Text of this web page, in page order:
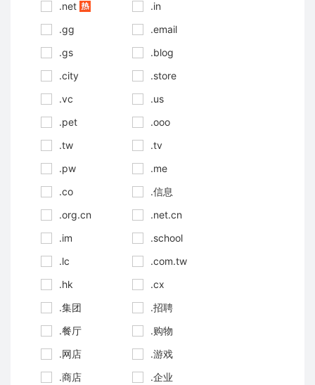
.net
.in
.gg
.email
.gs
.blog
.city
.store
.vc
.us
.pet
.ooo
.tw
.tv
.pw
.me
.co
.信息
.org.cn
.net.cn
.im
.school
.lc
.com.tw
.hk
.cx
.集团
.招聘
.餐厅
.购物
.网店
.游戏
.商店
.企业